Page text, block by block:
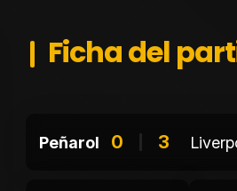
Ficha del
Peñarol 0 3